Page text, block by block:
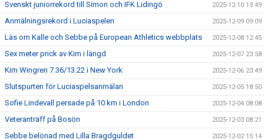
Svenskt juniorrekord till Simon och IFK Lidingö 2025-12-10 13:49
Anmälningsrekord i Luciaspelen 2025-12-09 09:09
Läs om Kalle och Sebbe på European Athletics webbplats 2025-12-08 12:45
Sex meter prick av Kim i längd 2025-12-07 23:58
Kim Wingren 7.36/13.22 i New York 2025-12-06 23:49
Slutspurten för Luciaspelsanmälan 2025-12-05 18:50
Sofie Lindevall persade på 10 km i London 2025-12-04 08:08
Veteranträff på Bosön 2025-12-03 08:21
Sebbe belönad med Lilla Bragdguldet 2025-12-02 15:14